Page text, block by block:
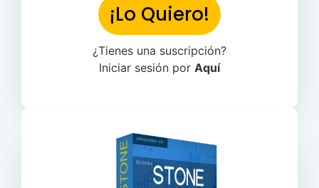
¡Lo Quiero!
¿Tienes una suscripción?
Iniciar sesión por Aquí